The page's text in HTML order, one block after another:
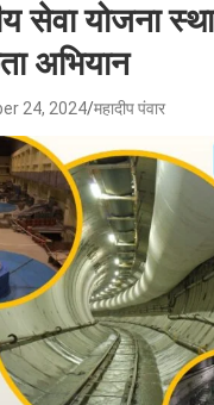
सेवा योजना
अभियान
24, 2024 महादीप पंवार